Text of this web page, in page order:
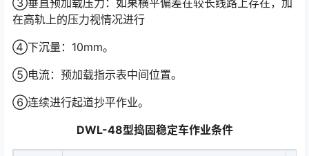
③垂直预加载压力：如果横平偏差在较长线路上存在，加
在高轨上的压力视情况进行
④下沉量：10mm。
⑤电流：预加载指示表中间位置。
⑥连续进行起道抄平作业。
DWL-48型捣固稳定车作业条件